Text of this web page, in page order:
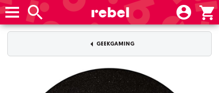
GEEKGAMING